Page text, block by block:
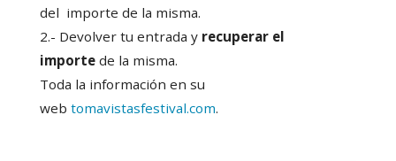
del importe de la misma.
2.- Devolver tu entrada y recuperar el
importede la misma.
Toda la información en su
web tomavistasfestival.com.